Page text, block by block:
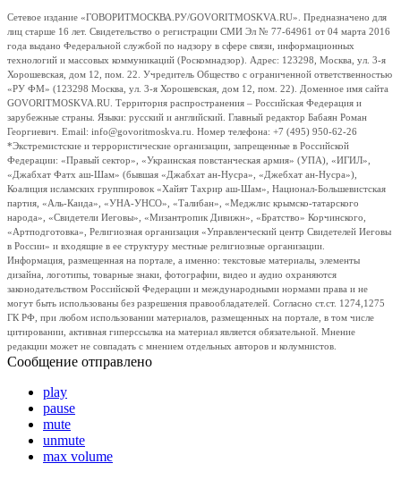
Сетевое издание «ГОВОРИТМОСКВА.РУ/GOVORITMOSKVA.RU». Предназначено для
лиц старше 16 лет. Свидетельство о регистрации СМИ Эл № 77-64961 от 04 марта 2016
года выдано Федеральной службой по надзору в сфере связи, информационных
технологий и массовых коммуникаций (Роскомнадзор). Адрес: 123298, Москва, ул. 3-я
Хорошевская, дом 12, пом. 22. Учредитель Общество с ограниченной ответственностью
«РУ ФМ» (123298 Москва, ул. 3-я Хорошевская, дом 12, пом. 22). Доменное имя сайта
GOVORITMOSKVA.RU. Территория распространения – Российская Федерация и
зарубежные страны. Языки: русский и английский. Главный редактор Бабаян Роман
Георгиевич. Email: info@govoritmoskva.ru. Номер телефона: +7 (495) 950-62-26
*Экстремистские и террористические организации, запрещенные в Российской
Федерации: «Правый сектор», «Украинская повстанческая армия» (УПА), «ИГИЛ»,
«Джабхат Фатх аш-Шам» (бывшая «Джабхат ан-Нусра», «Джебхат ан-Нусра»),
Коалиция исламских группировок «Хайят Тахрир аш-Шам», Национал-Большевистская
партия, «Аль-Каида», «УНА-УНСО», «Талибан», «Меджлис крымско-татарского
народа», «Свидетели Иеговы», «Мизантропик Дивижн», «Братство» Корчинского,
«Артподготовка», Религиозная организация «Управленческий центр Свидетелей Иеговы
в России» и входящие в ее структуру местные религиозные организации.
Информация, размещенная на портале, а именно: текстовые материалы, элементы
дизайна, логотипы, товарные знаки, фотографии, видео и аудио охраняются
законодательством Российской Федерации и международными нормами права и не
могут быть использованы без разрешения правообладателей. Согласно ст.ст. 1274,1275
ГК РФ, при любом использовании материалов, размещенных на портале, в том числе
цитировании, активная гиперссылка на материал является обязательной. Мнение
редакции может не совпадать с мнением отдельных авторов и колумнистов.
Сообщение отправлено
play
pause
mute
unmute
max volume